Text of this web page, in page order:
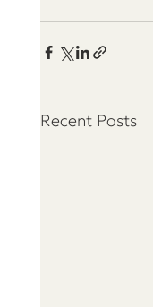
Recent Posts